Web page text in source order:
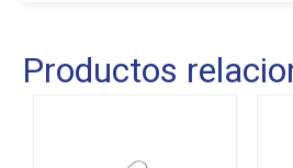
Productos